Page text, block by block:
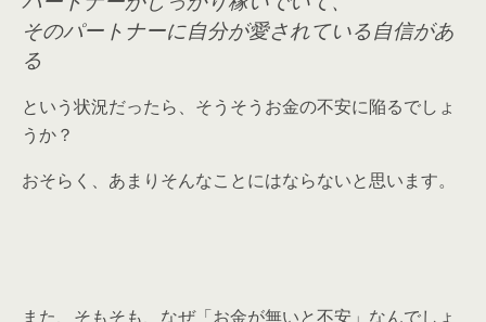
そのパートナーに自分が愛されている自信があ
る
という状況だったら、そうそうお金の不安に陥るでしょ
うか？
おそらく、あまりそんなことにはならないと思います。
また、そもそも、なぜ「お金が無いと不安」なんでしょ